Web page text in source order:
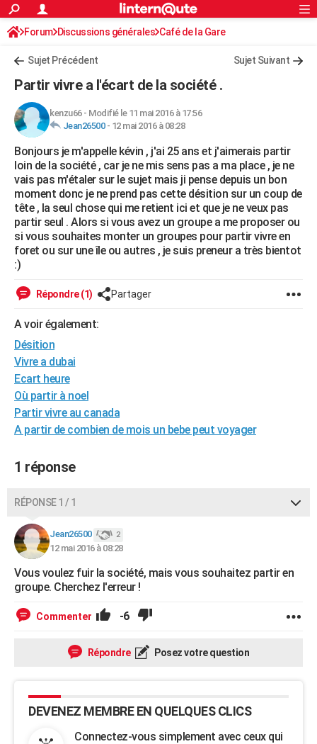
ACTUALITÉS
Politique
Société
Faits Divers
Education
Monde
Villes
+
FINANCE
Retraite
Impôts
Epargne
Immobilier
Risques naturels par ville
Banque
Assurance
Crédit
AUTO
Essais
Réserver un essai
Citadines
Berlines
SUV
Forum auto
+HIGH-TECH
Mobiles
Meilleur smartphone
Internet
Ordinateurs
Jeux vidéo
Guide high-tech
+BRICOLAGE
Forum
Aménagement intérieur
Extérieur
Cuisine
Salle de bains
Jardinage
Rangement
WEEK-END
Guides de France
Escapades
Patrimoine
Expositions
Musées
Week-end nature
+LIFESTYLE
Art de vivre
Bien-être
Loisirs
ModeModes de vie
Alimentation
Guide de la santé
Maladies
Médicaments
Sommeil
Destinations
City break
Voyage nature
Voyage de noces
Forum
Climat
+
GUIDES D'ACHAT
BONS PLANS
CARTE DE VOEUX
Dictionnaire
Biographies
Citations
Expressions
Proverbes
PROGRAMME TV
COPAINS D'AVANT
S'inscrire
Se connecter
Lycées
Collèges
Primaires
Universités
Entreprises
Service militaire
Avis de recherche
AVIS DE DÉCÈS
Bricolage
Lifestyle
Culture
Sport
Auto
Television
Voyage
Cinema
S'inscrire
Connexion
Forum Discussions générales Café de la Gare
Sujet Précédent Sujet Suivant
Partir vivre a l'écart de la société .
kenzu66- Modifié le 11 mai 2016 à 17:56
Jean26500- 12 mai 2016 à 08:28
Bonjours je m'appelle kévin , j'ai 25 ans et j'aimerais partir
loin de la société , car je ne mis sens pas a ma place , je ne
vais pas m'étaler sur le sujet mais ji pense depuis un bon
moment donc je ne prend pas cette désition sur un coup de
tête , la seul chose qui me retient ici et que je ne veux pas
partir seul . Alors si vous avez un groupe a me proposer ou
si vous souhaites monter un groupes pour partir vivre en
foret ou sur une île ou autres , je suis preneur a très bientot
:)
Répondre (1) Partager
A voir également:
Désition
Vivre a dubai
Ecart heure
Où partir à noel
Partir vivre au canada
A partir de combien de mois un bebe peut voyager
1 réponse
RÉPONSE 1 / 1
Jean26500 2
12 mai 2016 à 08:28
Vous voulez fuir la société, mais vous souhaitez partir en
groupe. Cherchez l'erreur !
Commenter -6
Répondre Posez votre question
DEVENEZ MEMBRE EN QUELQUES CLICS
Connectez-vous simplement avec ceux qui